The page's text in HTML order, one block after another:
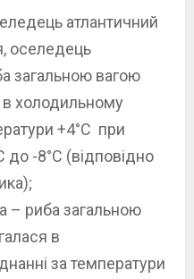
атлантичний
оселедець
загальною вагою
в холодильному
+4°С при
до -8°С (відповідно
– риба загальною
в
за температури